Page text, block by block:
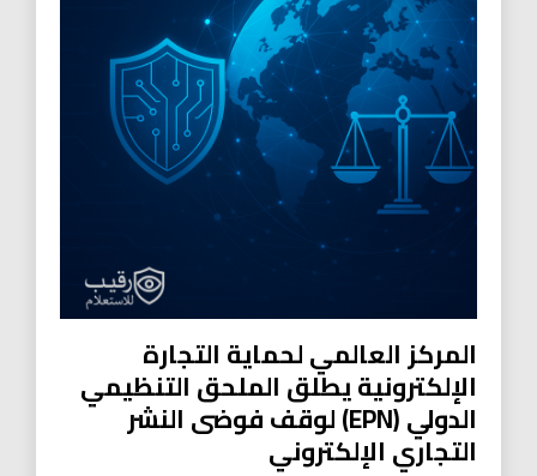
المركز العالمي لحماية التجارة
الإلكترونية يطلق الملحق التنظيمي
الدولي (EPN) لوقف فوضى النشر
التجاري الإلكتروني